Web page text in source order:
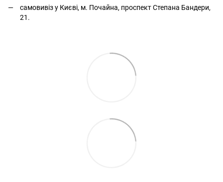
самовивіз у Києві, м. Почайна, проспект Степана Бандери,
21.